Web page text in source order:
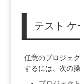
テスト ケ
任意のプロジェ
するには、次の